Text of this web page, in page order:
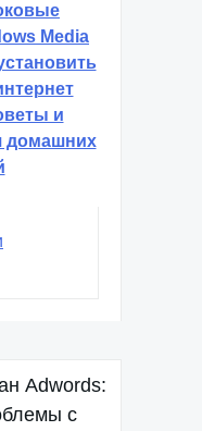
Media
и
домашних
Adwords:
с